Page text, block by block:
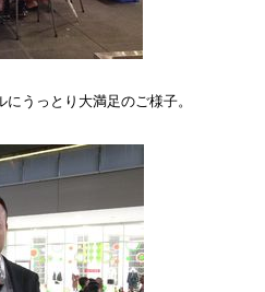
うっとり大満足のご様子。